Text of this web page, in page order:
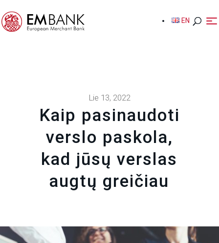
EN
EN
Lie 13, 2022
Kaip pasinaudoti
verslo paskola,
kad jūsų verslas
augtų greičiau